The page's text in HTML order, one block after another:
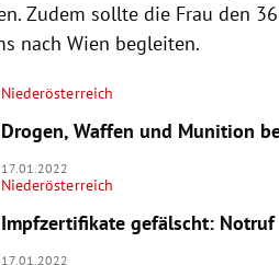
Zudem sollte die Frau den
nach Wien begleiten.
Niederösterreich
Drogen, Waffen und Munition
17.01.2022
Niederösterreich
Impfzertifikate gefälscht:
17.01.2022